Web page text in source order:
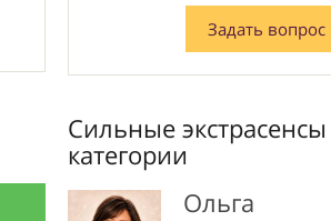
Задать вопрос
Сильные экстрасенсы
категории
Ольга